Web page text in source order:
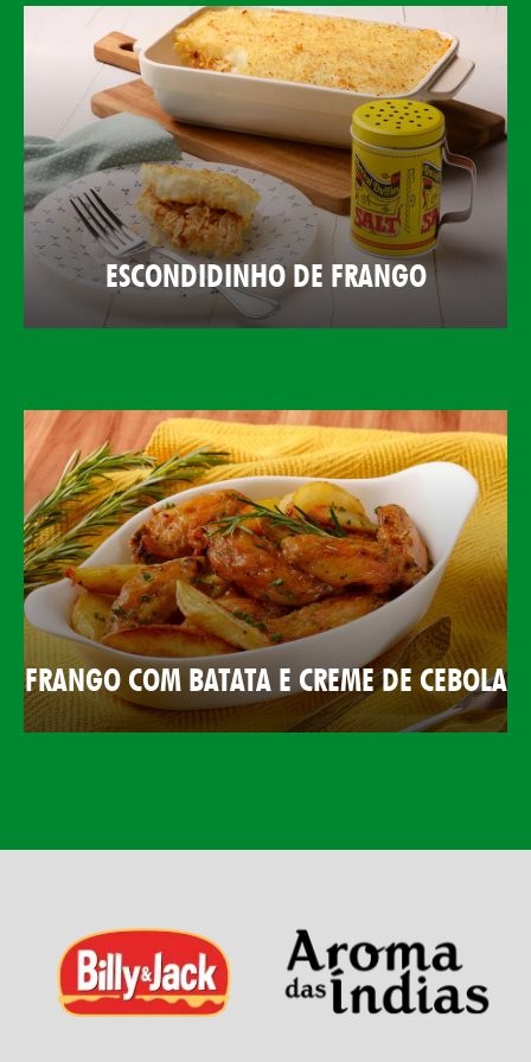
ESCONDIDINHO DE FRANGO
FRANGO COM BATATA E CREME DE CEBOLA